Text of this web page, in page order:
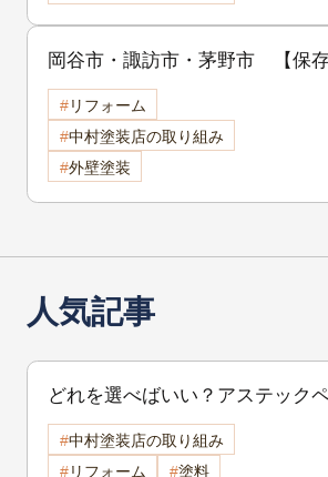
岡谷市・諏訪市・茅野市 【保
壁塗装の品質は「補修」で決まる
前に行う下地補修の重要性を徹底
リフォーム
中村塗装店の取り組み
外壁塗装
人気記事
どれを選べばいい？アステック
のプラチナシリーズ比較解説【諏
岡谷市・茅野市の外壁塗装】
中村塗装店の取り組み
リフォーム
塗料